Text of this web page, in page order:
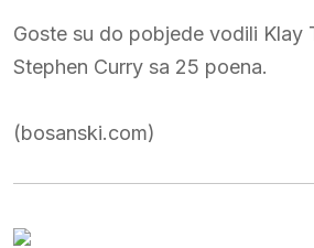
Goste su do pobjede vodili Klay
Stephen Curry sa 25 poena.
(bosanski.com)